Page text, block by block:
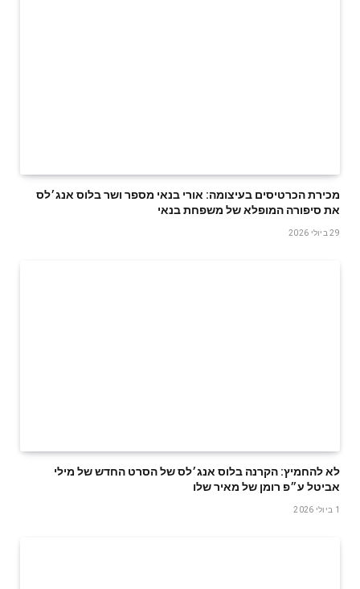
‬את‭ ‬סיפורה‭ ‬המופלא‭ ‬של‭ ‬משפחת‭ ‬בנאי
29 ביולי 2026
לא להחמיץ: הקרנה בלוס אנג׳לס של הסרט החדש של מילי
אביטל ע״פ רומן של מאיר שלו
1 ביולי 2026